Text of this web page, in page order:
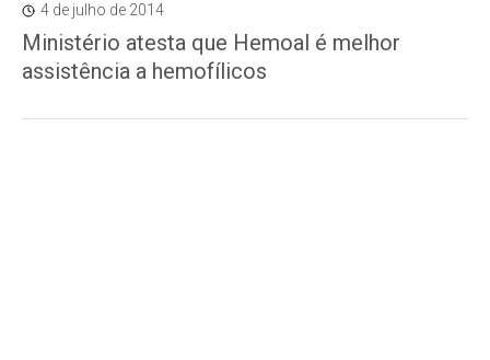
4 de julho de 2014
Ministério atesta que Hemoal é melhor
assistência a hemofílicos